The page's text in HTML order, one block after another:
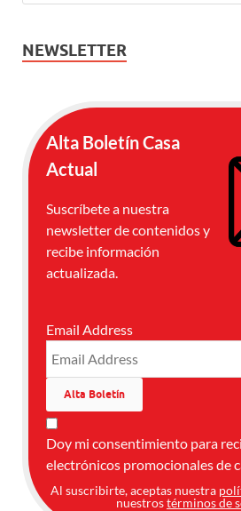
NEWSLETTER
Alta Boletín Casa
Actual
Suscríbete a nuestra
newsletter de contenidos y
recibe información
actualizada.
Email Address
Doy mi consentimiento para
electrónicos promocionales de
Al suscribirte, aceptas nuestra
nuestrostérminos de